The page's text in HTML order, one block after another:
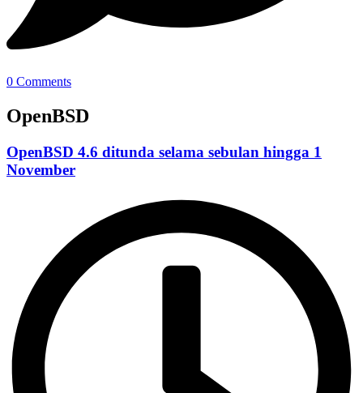
0 Comments
OpenBSD
OpenBSD 4.6 ditunda selama sebulan hingga 1
November